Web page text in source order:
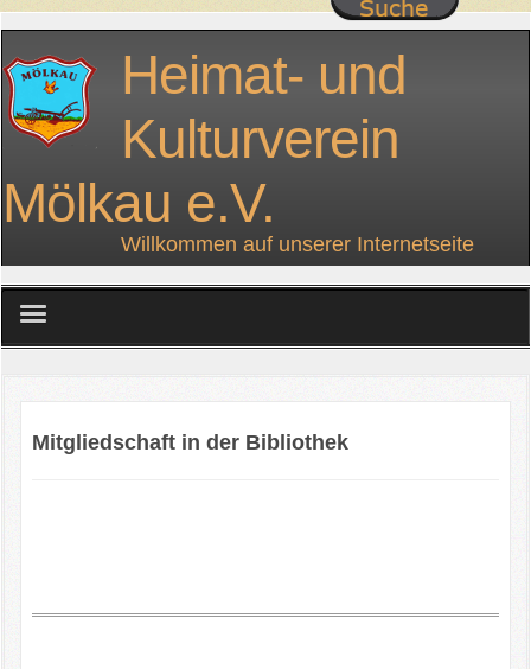
Heimat- und
Kulturverein
Mölkau e.V.
Willkommen auf unserer Internetseite
Mitgliedschaft in der Bibliothek